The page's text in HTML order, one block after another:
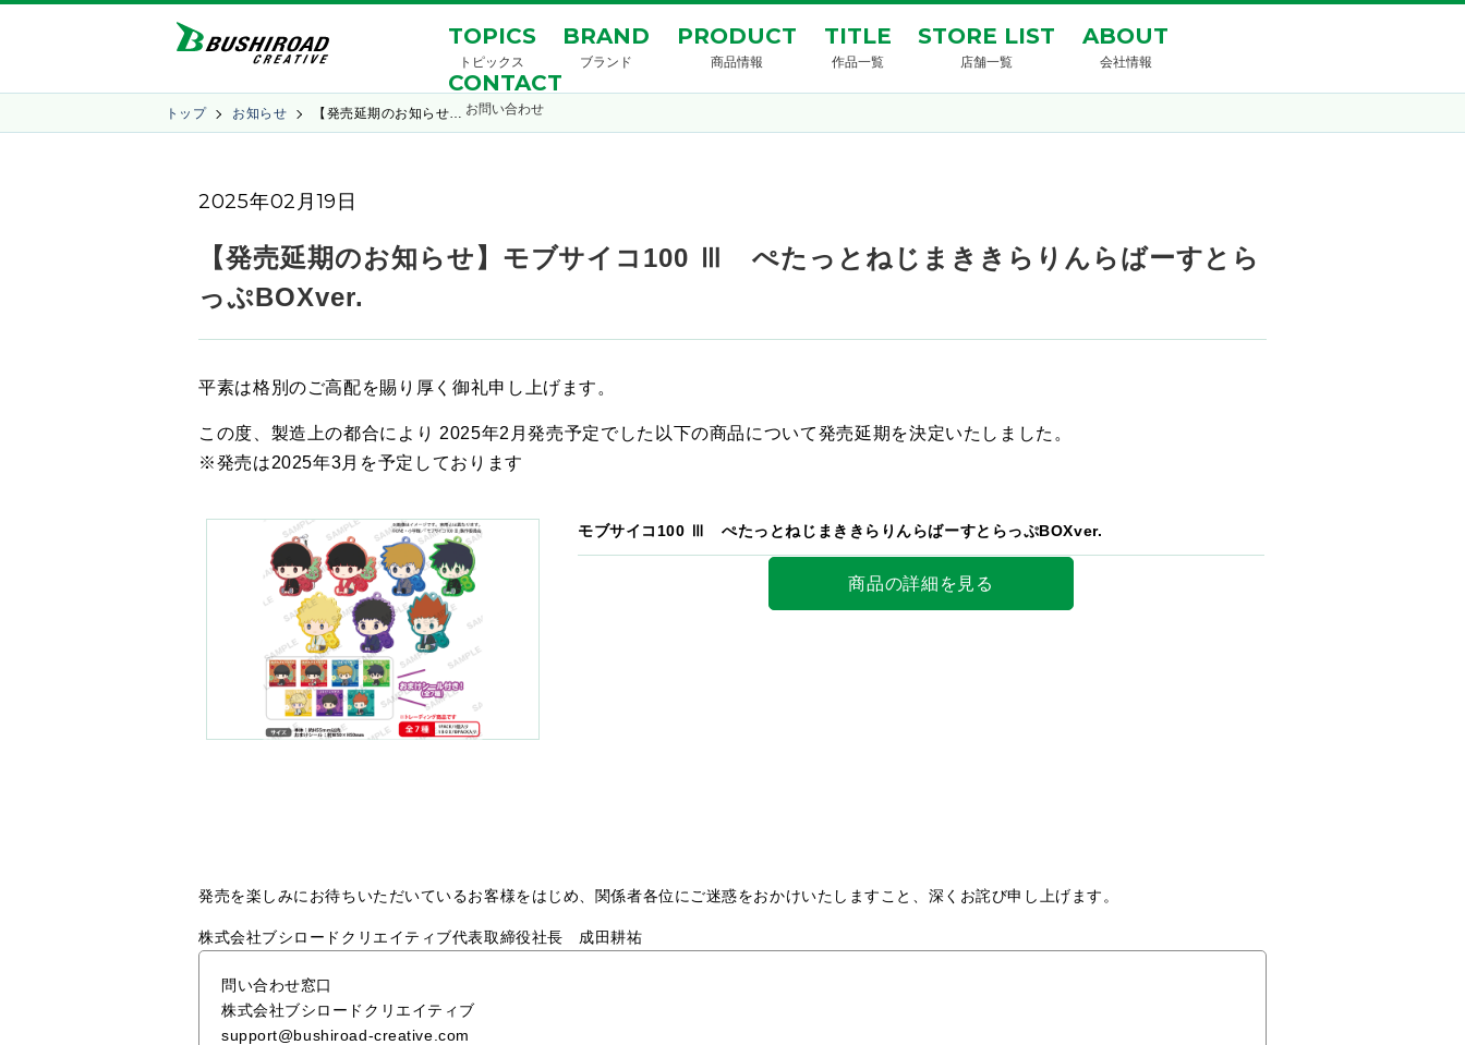
TOPICS
トピックス
BRAND
ブランド
PRODUCT
商品情報
TITLE
作品一覧
STORE LIST
店舗一覧
ABOUT
会社情報
CONTACT
お問い合わせ
トップ お知らせ 【発売延期のお知らせ…
2025年02月19日
【発売延期のお知らせ】モブサイコ100 Ⅲ ぺたっとねじまききらりんらばーすとら
っぷBOXver.
平素は格別のご高配を賜り厚く御礼申し上げます。
この度、製造上の都合により 2025年2月発売予定でした以下の商品について発売延期を決定いたしました。
※発売は2025年3月を予定しております
モブサイコ100 Ⅲ ぺたっとねじまききらりんらばーすとらっぷBOXver.
商品の詳細を見る
発売を楽しみにお待ちいただいているお客様をはじめ、関係者各位にご迷惑をおかけいたしますこと、深くお詫び申し上げます。
株式会社ブシロードクリエイティブ代表取締役社長 成田耕祐
問い合わせ窓口
株式会社ブシロードクリエイティブ
support@bushiroad-creative.com